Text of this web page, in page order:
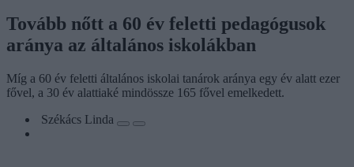
Tovább nőtt a 60 év feletti pedagógusok
aránya az általános iskolákban
Míg a 60 év feletti általános iskolai tanárok aránya egy év alatt ezer
fővel, a 30 év alattiaké mindössze 165 fővel emelkedett.
Székács Linda